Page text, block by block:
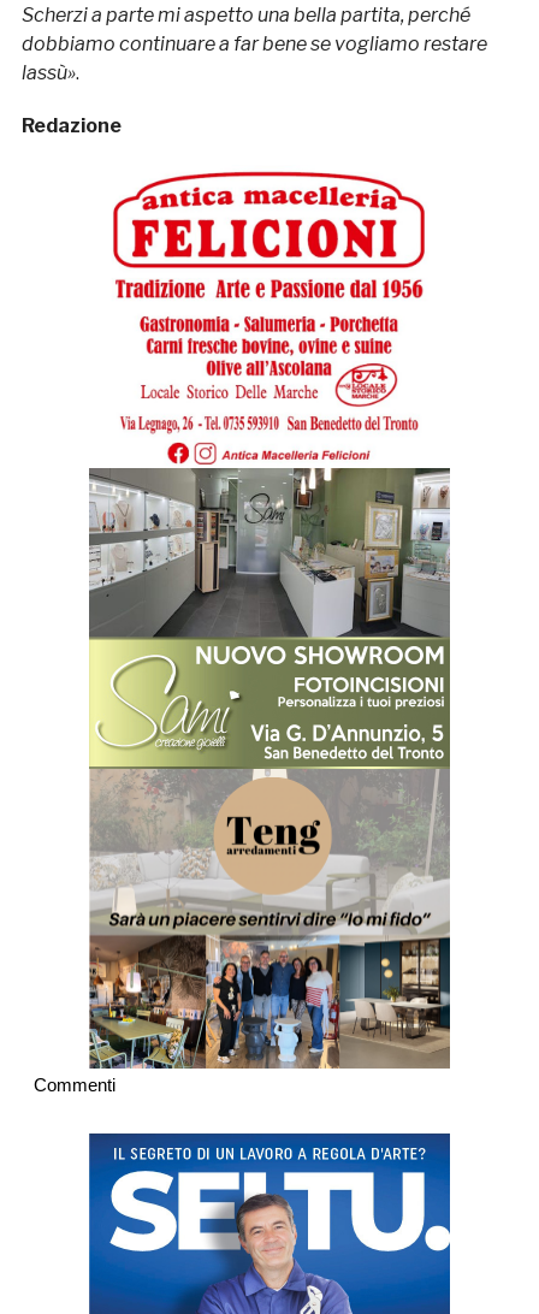
Scherzi a parte mi aspetto una bella partita, perché
dobbiamo continuare a far bene se vogliamo restare
lassù».
Redazione
Commenti